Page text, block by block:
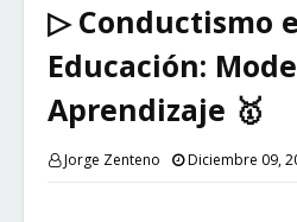
▷ Conductismo
Educación:
Aprendizaje 🥇
Jorge Zenteno Diciembre 09,